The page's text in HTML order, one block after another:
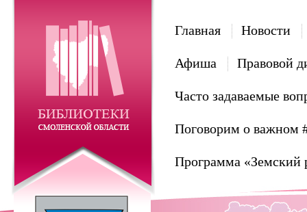
Главная Новости
Афиша Правовой
Часто задаваемые
Поговорим о важном
Программа «Земский